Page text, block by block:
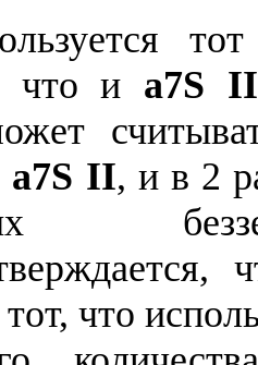
что и a7S
a7S II, и в 2
что